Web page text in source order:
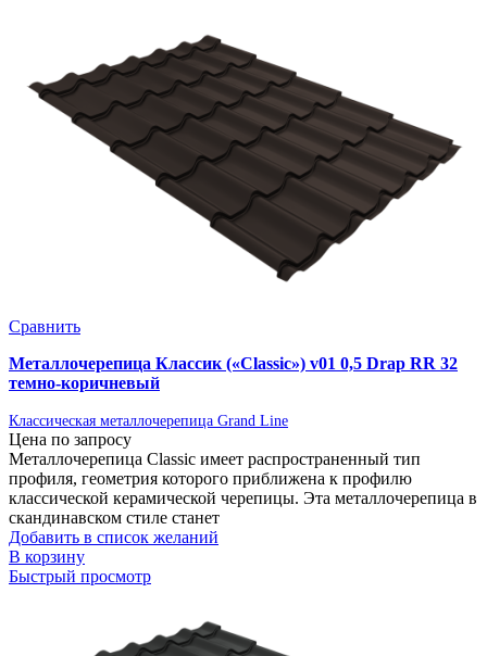
Сравнить
Металлочерепица Классик («Classic») v01 0,5 Drap RR 32
темно-коричневый
Классическая металлочерепица Grand Line
Цена по запросу
Металлочерепица Classic имеет распространенный тип
профиля, геометрия которого приближена к профилю
классической керамической черепицы. Эта металлочерепица в
скандинавском стиле станет
Добавить в список желаний
В корзину
Быстрый просмотр